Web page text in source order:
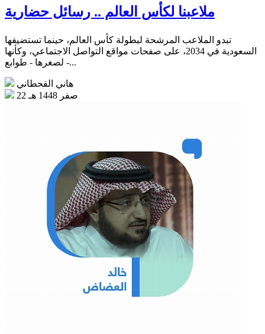
ملاعبنا لكأس العالم .. رسائل حضارية
تبدو الملاعب المرشحة لبطولة كأس العالم، حينما تستضيفها
السعودية في 2034، على صفحات مواقع التواصل الاجتماعي، وكأنها
- لصغرها - طوابع...
هاني القحطاني
22 صفر 1448 هـ